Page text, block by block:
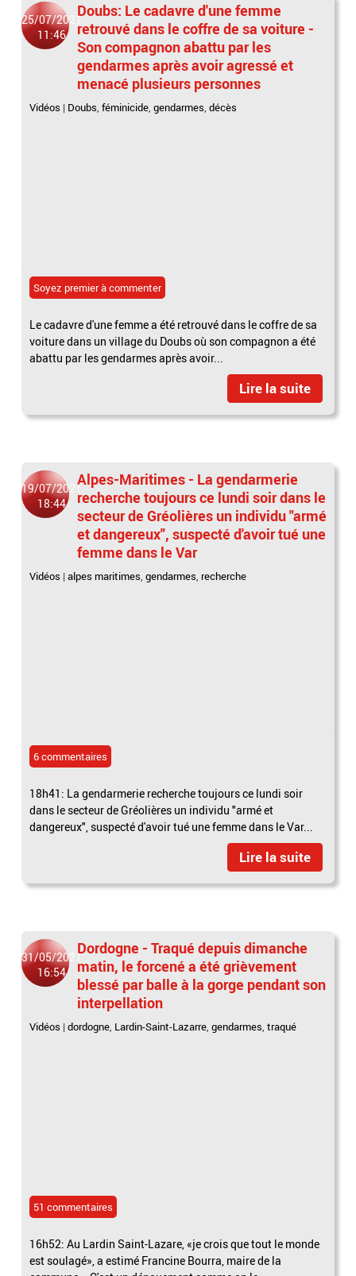
25/07/2021
11:46
Doubs: Le cadavre d'une femme
retrouvé dans le coffre de sa voiture -
Son compagnon abattu par les
gendarmes après avoir agressé et
menacé plusieurs personnes
Vidéos | Doubs,féminicide,gendarmes,décès
Soyez premier à commenter
Le cadavre d'une femme a été retrouvé dans le coffre de sa
voiture dans un village du Doubs où son compagnon a été
abattu par les gendarmes après avoir...
Lire la suite
19/07/2021
18:44
Alpes-Maritimes - La gendarmerie
recherche toujours ce lundi soir dans le
secteur de Gréolières un individu "armé
et dangereux", suspecté d'avoir tué une
femme dans le Var
Vidéos |alpes maritimes,gendarmes, recherche
6 commentaires
18h41: La gendarmerie recherche toujours ce lundi soir
dans le secteur de Gréolières un individu "armé et
dangereux", suspecté d'avoir tué une femme dans le Var...
Lire la suite
31/05/2021
16:54
Dordogne - Traqué depuis dimanche
matin, le forcené a été grièvement
blessé par balle à la gorge pendant son
interpellation
Vidéos |dordogne, Lardin-Saint-Lazarre,gendarmes,traqué
51 commentaires
16h52: Au Lardin Saint-Lazare, «je crois que tout le monde
est soulagé», a estimé Francine Bourra, maire de la